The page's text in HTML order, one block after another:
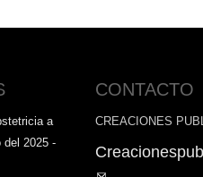
a
del 2025 -
CONTACTO
CREACIONES